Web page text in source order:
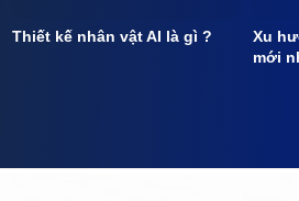
Thiết kế nhân vật AI là gì ?
Xu
mới